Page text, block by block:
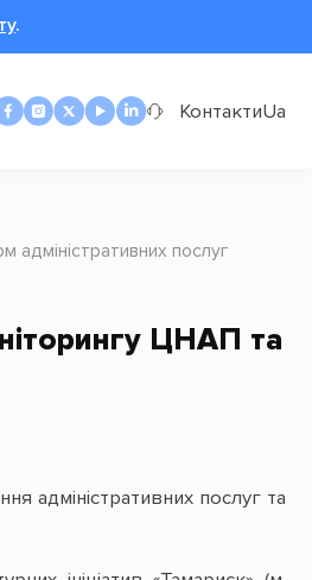
.
КонтактиUa
послуг
ЦНАП та
адміністративних послуг та